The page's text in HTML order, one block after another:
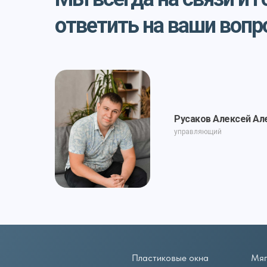
ответить на ваши
Русаков Алексей
управляющий
Пластиковые окна Мягкие